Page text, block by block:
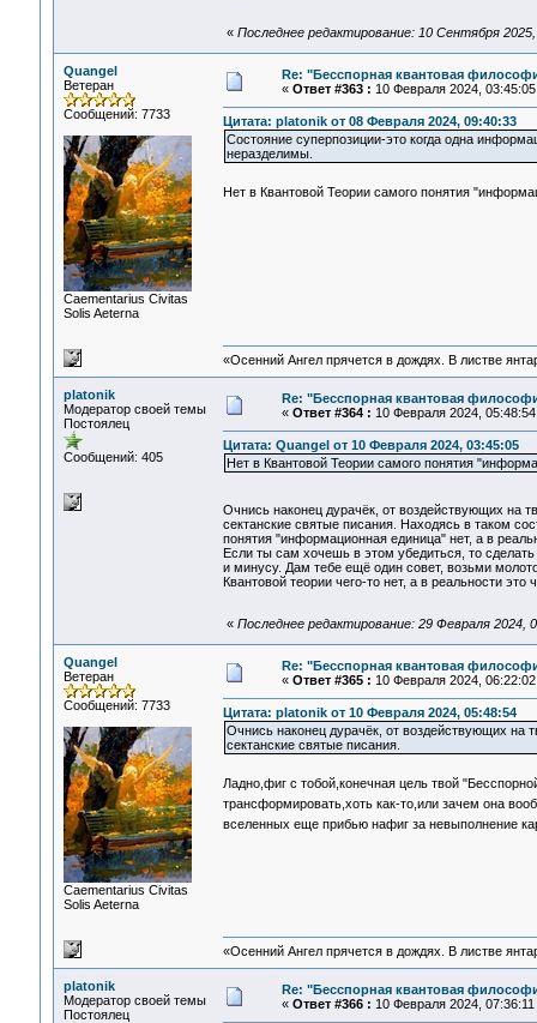
« Последнее редактирование: 10 Сентября
Quangel
Ветеран
Сообщений: 7733
Сaementarius Civitas
Solis Aeterna
Re: "Бесспорная квантовая
« Ответ #363 : 10 Февраля 2024,
Цитата: platonik от 08 Февраля 2024, 09:40:33
Состояние суперпозиции-это когда одна
неразделимы.
Нет в Квантовой Теории самого понятия
«Осенний Ангел прячется в дождях. В листве
platonik
Модератор своей темы
Постоялец
Сообщений: 405
Re: "Бесспорная квантовая
« Ответ #364 : 10 Февраля 2024,
Цитата: Quangel от 10 Февраля 2024, 03:45:05
Нет в Квантовой Теории самого понятия
Очнись наконец дурачёк, от воздействующих на
сектанские святые писания. Находясь в таком
понятия "информационная единица" нет, а в
Если ты сам хочешь в этом убедиться, то
и минусу. Дам тебе ещё один совет, возьми
Квантовой теории чего-то нет, а в реальности
« Последнее редактирование: 29 Февраля 2024,
Quangel
Ветеран
Сообщений: 7733
Сaementarius Civitas
Solis Aeterna
Re: "Бесспорная квантовая
« Ответ #365 : 10 Февраля 2024,
Цитата: platonik от 10 Февраля 2024, 05:48:54
Очнись наконец дурачёк, от воздействующих на
сектанские святые писания.
Ладно,фиг с тобой,конечная цель твой
трансформировать,хоть как-то,или зачем она
вселенных еще прибью нафиг за невыполнение
«Осенний Ангел прячется в дождях. В листве
platonik
Модератор своей темы
Постоялец
Re: "Бесспорная квантовая
« Ответ #366 : 10 Февраля 2024, 07:36:11